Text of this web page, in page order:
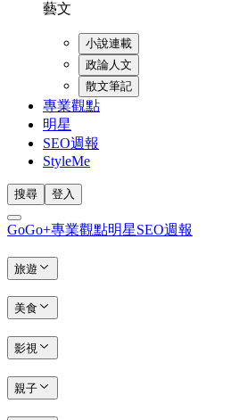
藝文
小說連載
政論人文
散文筆記
專業觀點
明星
SEO週報
StyleMe
搜尋 登入
GoGo+專業觀點明星SEO週報
旅遊
美食
影視
親子